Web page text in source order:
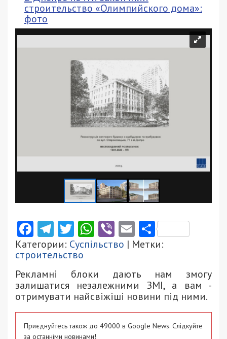
строительство «Олимпийского дома»:
фото
Facebook
Telegram
Twitter
WhatsApp
ViberEmail
Категории: Суспільство | Метки:
строительство
Рекламні блоки дають нам змогу
залишатися незалежними ЗМІ, а вам -
отримувати найсвіжіші новини під ними.
Приєднуйтесь також до 49000 в Google News. Слідкуйте
за останніми новинами!